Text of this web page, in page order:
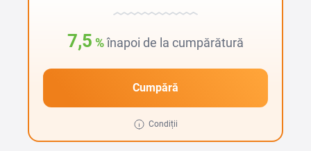
7,5 %înapoi de la cumpărătură
Cumpără
Condiții